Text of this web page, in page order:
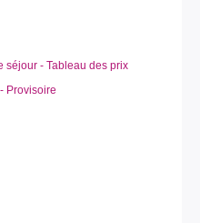
séjour - Tableau des prix
Provisoire